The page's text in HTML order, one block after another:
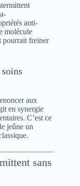
anti-
molécule
pourrait freiner
aux
en synergie
C’est ce
jeûne un
sans